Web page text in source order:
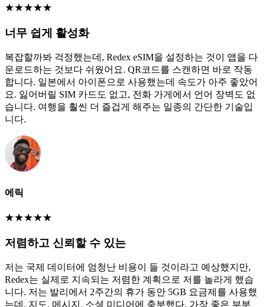
★★★★★
너무 쉽게 활성화
복잡할까봐 걱정했는데, Redex eSIM을 설정하는 것이 앱을 다
운로드하는 것보다 쉬웠어요. QR코드를 스캔하면 바로 작동
합니다. 일본에서 아이폰으로 사용했는데 속도가 아주 좋았어
요. 잃어버릴 SIM 카드도 없고, 전화 가게에서 언어 장벽도 없
습니다. 여행을 훨씬 더 즐겁게 해주는 일종의 간단한 기술입
니다.
에릭
★★★★★
저렴하고 신뢰할 수 있는
저는 국제 데이터에 엄청난 비용이 들 것이라고 예상했지만,
Redex는 실제로 지속되는 저렴한 계획으로 저를 놀라게 했습
니다. 저는 발리에서 2주간의 휴가 동안 5GB 요금제를 사용했
는데, 지도, 메시지, 소셜 미디어에 충분했다. 가장 좋은 부분